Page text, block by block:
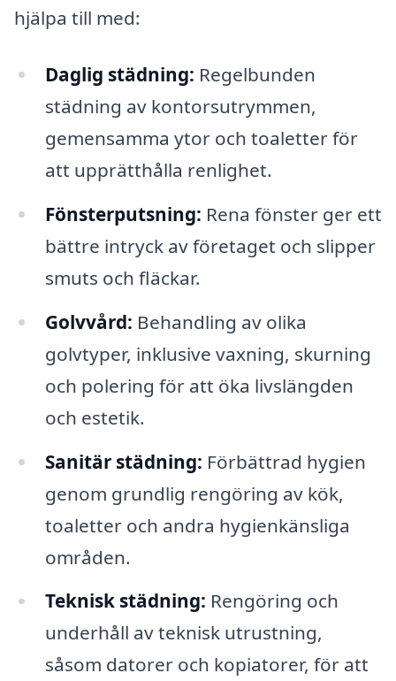
hjälpa till med:
Daglig städning: Regelbunden
städning av kontorsutrymmen,
gemensamma ytor och toaletter för
att upprätthålla renlighet.
Fönsterputsning: Rena fönster ger ett
bättre intryck av företaget och slipper
smuts och fläckar.
Golvvård: Behandling av olika
golvtyper, inklusive vaxning, skurning
och polering för att öka livslängden
och estetik.
Sanitär städning: Förbättrad hygien
genom grundlig rengöring av kök,
toaletter och andra hygienkänsliga
områden.
Teknisk städning: Rengöring och
underhåll av teknisk utrustning,
såsom datorer och kopiatorer, för att